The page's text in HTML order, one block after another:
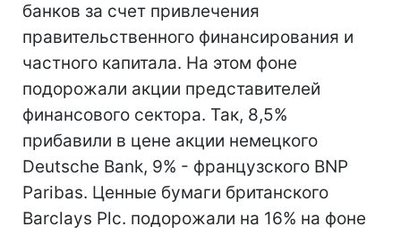
банков за счет привлечения
правительственного финансирования и
частного капитала. На этом фоне
подорожали акции представителей
финансового сектора. Так, 8,5%
прибавили в цене акции немецкого
Deutsche Bank, 9% - французского BNP
Paribas. Ценные бумаги британского
Barclays Plc. подорожали на 16% на фоне